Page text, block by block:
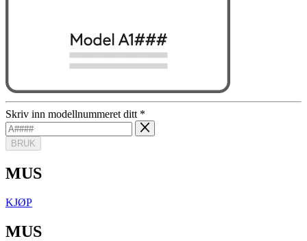
Skriv inn modellnummeret ditt *
BRUK
MUS
KJØP
MUS